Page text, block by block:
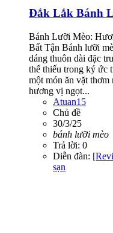
Đắk Lắk Bánh
Bánh Lưỡi Mèo:
Bất Tận Bánh lưỡi
dáng thuôn dài đặc
thể thiếu trong ký ức
một món ăn vặt thơm
hương vị ngọt...
Atuan15
Chủ đề
30/3/25
bánh lưỡi mèo
Trả lời: 0
Diễn đàn:
sạn